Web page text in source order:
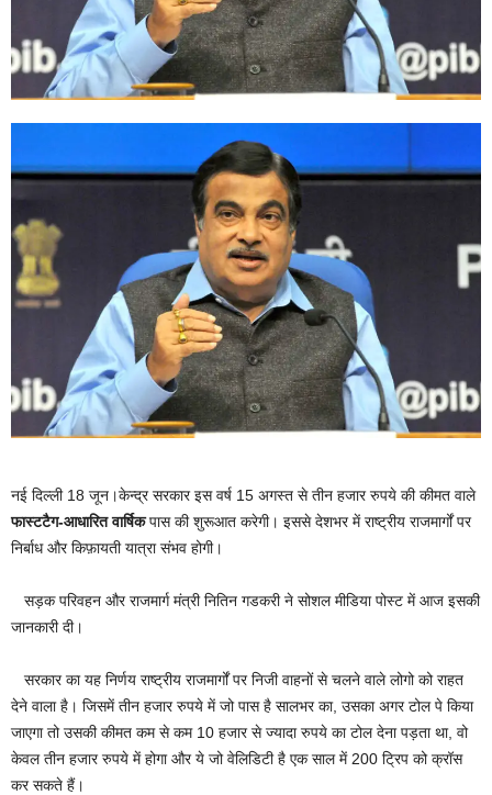
नई दिल्ली 18 जून।केन्द्र सरकार इस वर्ष 15 अगस्त से तीन हजार रुपये की कीमत वाले
फास्टटैग-आधारित वार्षिकपास की शुरूआत करेगी। इससे देशभर में राष्ट्रीय राजमार्गों पर
निर्बाध और किफ़ायती यात्रा संभव होगी।
सड़क परिवहन और राजमार्ग मंत्री नितिन गडकरी ने सोशल मीडिया पोस्ट में आज इसकी
जानकारी दी।
सरकार का यह निर्णय राष्ट्रीय राजमार्गों पर निजी वाहनों से चलने वाले लोगो को राहत
देने वाला है। जिसमें तीन हजार रुपये में जो पास है सालभर का, उसका अगर टोल पे किया
जाएगा तो उसकी कीमत कम से कम 10 हजार से ज्‍यादा रुपये का टोल देना पड़ता था, वो
केवल तीन हजार रुपये में होगा और ये जो वेलिडिटी है एक साल में 200 ट्रिप को क्रॉस
कर सकते हैं।